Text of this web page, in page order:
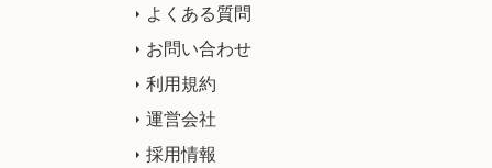
よくある質問
お問い合わせ
利用規約
運営会社
採用情報